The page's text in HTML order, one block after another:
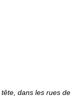
dans les rues de